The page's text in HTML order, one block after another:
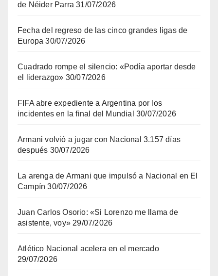
de Néider Parra 31/07/2026
Fecha del regreso de las cinco grandes ligas de
Europa 30/07/2026
Cuadrado rompe el silencio: «Podía aportar desde
el liderazgo» 30/07/2026
FIFA abre expediente a Argentina por los
incidentes en la final del Mundial 30/07/2026
Armani volvió a jugar con Nacional 3.157 días
después 30/07/2026
La arenga de Armani que impulsó a Nacional en El
Campín 30/07/2026
Juan Carlos Osorio: «Si Lorenzo me llama de
asistente, voy» 29/07/2026
Atlético Nacional acelera en el mercado
29/07/2026